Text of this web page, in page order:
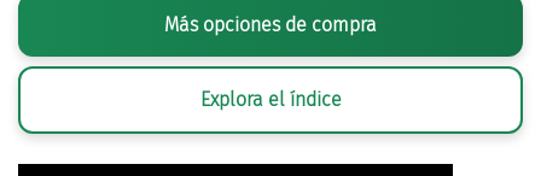
Más opciones de compra
Explora el índice